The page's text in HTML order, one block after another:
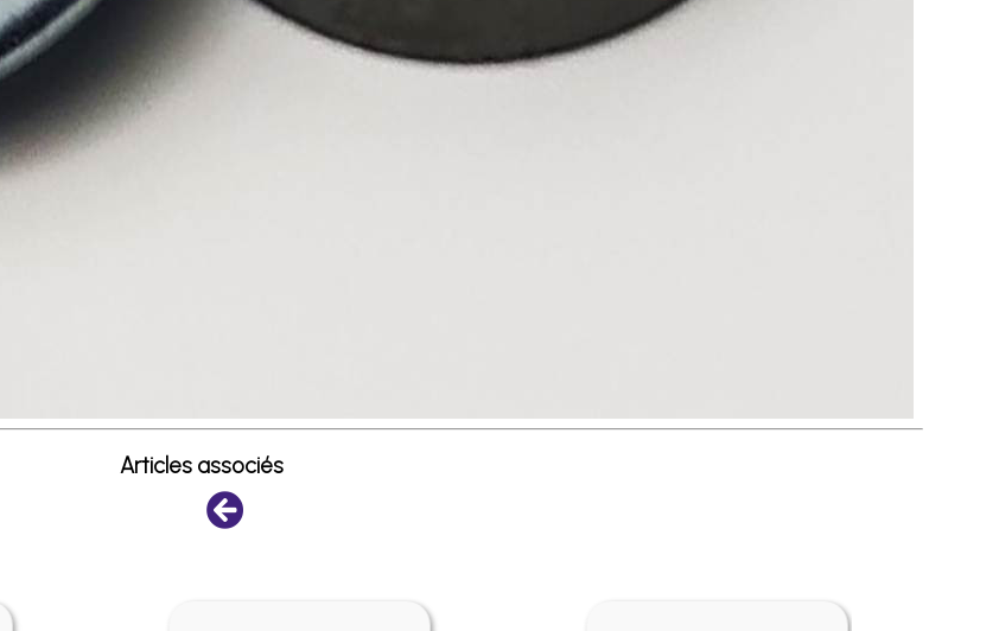
Articles associés